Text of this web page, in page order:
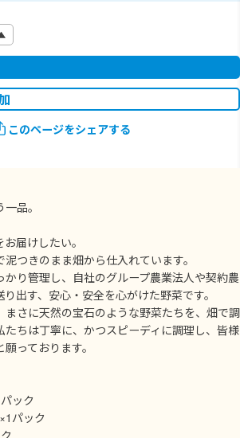
このページをシェアする
品。
届けしたい。
つきのまま畑から仕入れています。
かり管理し、自社のグループ農業法人や契約農
出す、安心・安全を心がけた野菜です。
まさに天然の宝石のような野菜たちを、畑で調
ちは丁寧に、かつスピーディに調理し、皆様
っております。
ック
パック